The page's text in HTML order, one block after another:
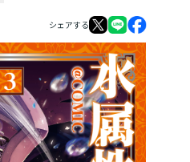
シェアする